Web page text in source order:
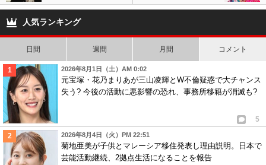
陣がついに発表!!
話で必死に話題作りか!?
人気ランキング
日間 週間 月間 コメント
2026年8月1日（土）AM 0:02
元宝塚・花乃まりあが三山凌輝とW不倫疑惑で大チャンス
失う? 今後の活動に悪影響の恐れ、事務所移籍が消滅も?
5
2026年8月4日（火）PM 22:51
菊地亜美が子供とマレーシア移住発表し理由説明。日本で
芸能活動継続、2拠点生活になることを報告